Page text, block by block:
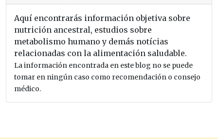
Aquí encontrarás información objetiva sobre
nutrición ancestral, estudios sobre
metabolismo humano y demás notícias
relacionadas con la alimentación saludable.
La información encontrada en este blog no se puede
tomar en ningún caso como recomendación o consejo
médico.